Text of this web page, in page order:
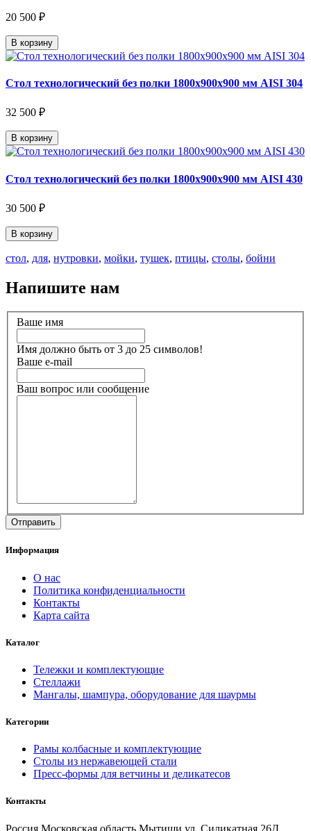
20 500 ₽
В корзину
Стол технологический без полки 1800х900х900 мм AISI 304
32 500 ₽
В корзину
Стол технологический без полки 1800х900х900 мм AISI 430
30 500 ₽
В корзину
стол, для, нутровки, мойки, тушек, птицы, столы, бойни
Напишите нам
Ваше имя
Имя должно быть от 3 до 25 символов!
Ваше e-mail
Ваш вопрос или сообщение
Информация
О нас
Политика конфиденциальности
Контакты
Карта сайта
Каталог
Тележки и комплектующие
Стеллажи
Мангалы, шампура, оборудование для шаурмы
Категории
Рамы колбасные и комплектующие
Столы из нержавеющей стали
Пресс-формы для ветчины и деликатесов
Контакты
Россия Московская область Мытищи ул. Силикатная 26Д